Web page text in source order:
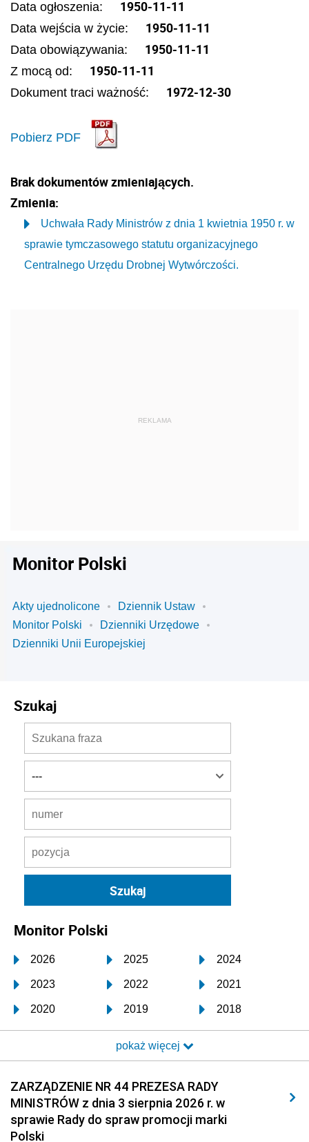
Data ogłoszenia: 1950-11-11
Data wejścia w życie: 1950-11-11
Data obowiązywania: 1950-11-11
Z mocą od: 1950-11-11
Dokument traci ważność: 1972-12-30
Pobierz PDF
Brak dokumentów zmieniających.
Zmienia:
Uchwała Rady Ministrów z dnia 1 kwietnia 1950 r. w
sprawie tymczasowego statutu organizacyjnego
Centralnego Urzędu Drobnej Wytwórczości.
Monitor Polski
Akty ujednolicone
Dziennik Ustaw
Monitor Polski
Dzienniki Urzędowe
Dzienniki Unii Europejskiej
Szukaj
Monitor Polski
2026 2025 2024
2023 2022 2021
2020 2019 2018
2017 2016 2015
2014 2013 2012
2011 2010 2009
2008 2007 2006
2005
pokaż więcej
ZARZĄDZENIE NR 44 PREZESA RADY
MINISTRÓW z dnia 3 sierpnia 2026 r. w
sprawie Rady do spraw promocji marki
Polski